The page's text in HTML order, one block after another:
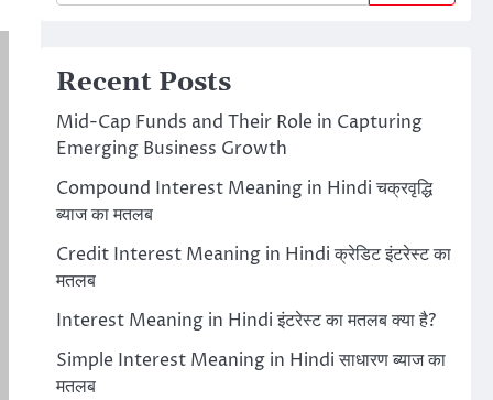
Recent Posts
Mid-Cap Funds and Their Role in Capturing
Emerging Business Growth
Compound Interest Meaning in Hindi चक्रवृद्धि
ब्याज का मतलब
Credit Interest Meaning in Hindi क्रेडिट इंटरेस्ट का
मतलब
Interest Meaning in Hindi इंटरेस्ट का मतलब क्या है?
Simple Interest Meaning in Hindi साधारण ब्याज का
मतलब